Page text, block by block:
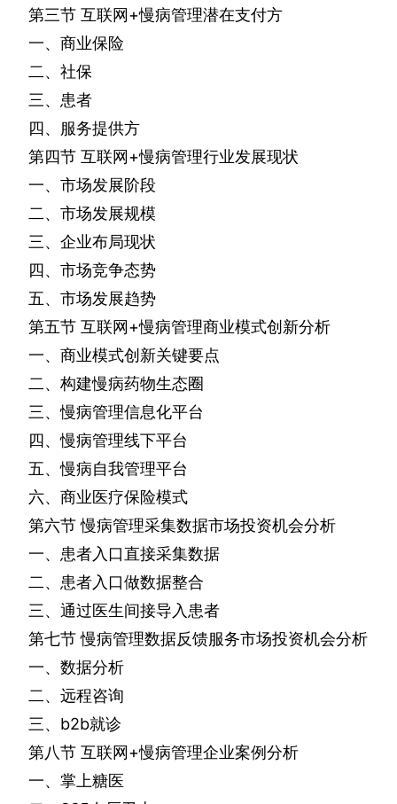
第三节 互联网+慢病管理潜在支付方
一、商业保险
二、社保
三、患者
四、服务提供方
第四节 互联网+慢病管理行业发展现状
一、市场发展阶段
二、市场发展规模
三、企业布局现状
四、市场竞争态势
五、市场发展趋势
第五节 互联网+慢病管理商业模式创新分析
一、商业模式创新关键要点
二、构建慢病药物生态圈
三、慢病管理信息化平台
四、慢病管理线下平台
五、慢病自我管理平台
六、商业医疗保险模式
第六节 慢病管理采集数据市场投资机会分析
一、患者入口直接采集数据
二、患者入口做数据整合
三、通过医生间接导入患者
第七节 慢病管理数据反馈服务市场投资机会分析
一、数据分析
二、远程咨询
三、 b2b就诊
第八节 互联网+慢病管理企业案例分析
一、掌上糖医